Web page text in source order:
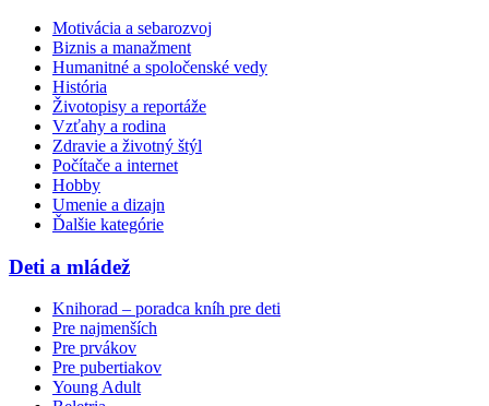
Motivácia a sebarozvoj
Biznis a manažment
Humanitné a spoločenské vedy
História
Životopisy a reportáže
Vzťahy a rodina
Zdravie a životný štýl
Počítače a internet
Hobby
Umenie a dizajn
Ďalšie kategórie
Deti a mládež
Knihorad – poradca kníh pre deti
Pre najmenších
Pre prvákov
Pre pubertiakov
Young Adult